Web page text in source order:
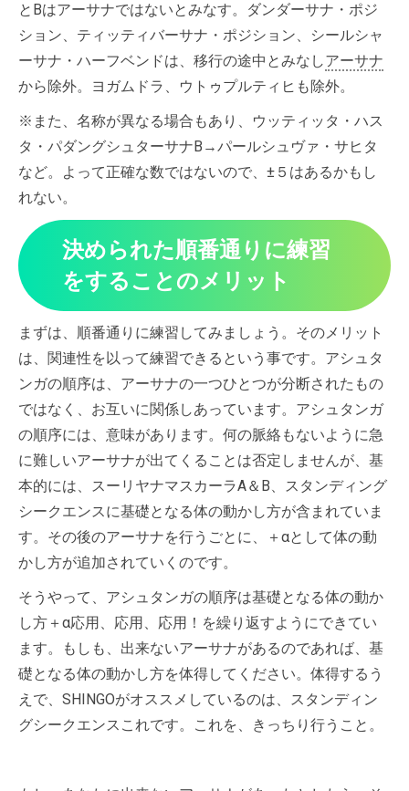
とBはアーサナではないとみなす。ダンダーサナ・ポジ
ション、ティッティバーサナ・ポジション、シールシャ
ーサナ・ハーフベンドは、移行の途中とみなしアーサナ
から除外。ヨガムドラ、ウトゥプルティヒも除外。
※また、名称が異なる場合もあり、ウッティッタ・ハス
タ・パダングシュターサナB→パールシュヴァ・サヒタ
など。よって正確な数ではないので、±５はあるかもし
れない。
決められた順番通りに練習
をすることのメリット
まずは、順番通りに練習してみましょう。そのメリット
は、関連性を以って練習できるという事です。アシュタ
ンガの順序は、アーサナの一つひとつが分断されたもの
ではなく、お互いに関係しあっています。アシュタンガ
の順序には、意味があります。何の脈絡もないように急
に難しいアーサナが出てくることは否定しませんが、基
本的には、スーリヤナマスカーラA＆B、スタンディング
シークエンスに基礎となる体の動かし方が含まれていま
す。その後のアーサナを行うごとに、＋αとして体の動
かし方が追加されていくのです。
そうやって、アシュタンガの順序は基礎となる体の動か
し方＋α応用、応用、応用！を繰り返すようにできてい
ます。もしも、出来ないアーサナがあるのであれば、基
礎となる体の動かし方を体得してください。体得するう
えで、SHINGOがオススメしているのは、スタンディン
グシークエンスこれです。これを、きっちり行うこと。